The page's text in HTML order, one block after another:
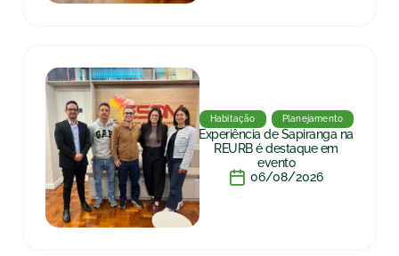
Habitação Planejamento
Experiência de Sapiranga na
REURB é destaque em
evento
06/08/2026